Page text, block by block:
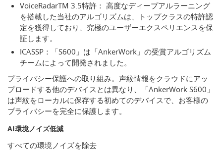
VoiceRadarTM 3.5特許： 高度なディープアルラーニング
を搭載した当社のアルゴリズムは、トップクラスの特許認
定を獲得しており、究極のユーザーエクスペリエンスを保
証します。
ICASSP：「S600」は「AnkerWork」の受賞アルゴリズム
チームによって開発されました。
プライバシー保護への取り組み。声紋情報をクラウドにアッ
プロードする他のデバイスとは異なり、「AnkerWork S600」
は声紋をローカルに保存する初めてのデバイスで、お客様の
プライバシーを完全に保護します。
AI環境ノイズ低減
すべての環境ノイズを除去